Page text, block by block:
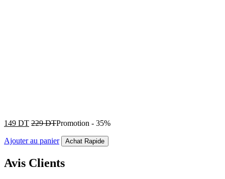
149 DT 229DTPromotion - 35%
Ajouter au panier Achat Rapide
Avis Clients